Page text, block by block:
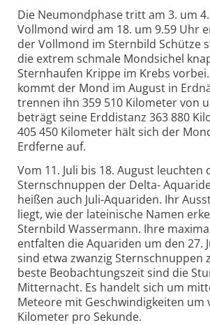
Die Neumondphase tritt am 3. um
Vollmond wird am 18. um 9.59 Uhr
der Vollmond im Sternbild Schütze
die extrem schmale Mondsichel
Sternhaufen Krippe im Krebs
kommt der Mond im August in
trennen ihn 359 510 Kilometer von
beträgt seine Erddistanz 363 880
405 450 Kilometer hält sich der
Erdferne auf.
Vom 11. Juli bis 18. August leuchten
Sternschnuppen der Delta-
heißen auch Juli-Aquariden. Ihr
liegt, wie der lateinische Namen
Sternbild Wassermann. Ihre
entfalten die Aquariden um den 27.
sind etwa zwanzig Sternschnuppen
beste Beobachtungszeit sind die
Mitternacht. Es handelt sich um
Meteore mit Geschwindigkeiten um
Kilometer pro Sekunde.